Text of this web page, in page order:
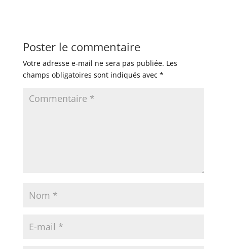
Poster le commentaire
Votre adresse e-mail ne sera pas publiée. Les
champs obligatoires sont indiqués avec *